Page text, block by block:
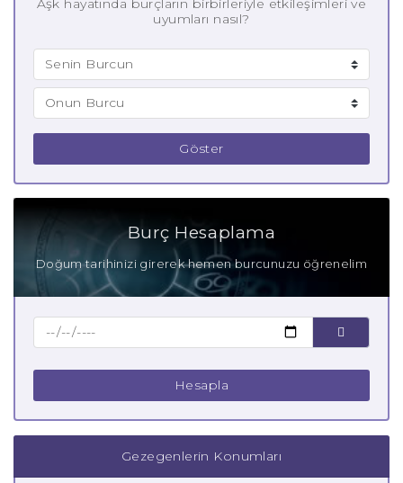
Aşk hayatında burçların birbirleriyle etkileşimleri ve
uyumları nasıl?
Göster
Burç Hesaplama
Doğum tarihinizi girerek hemen burcunuzu öğrenelim
Hesapla
Gezegenlerin Konumları